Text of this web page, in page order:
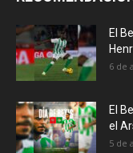
El
6 de
El
el
5 de